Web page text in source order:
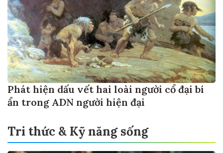
Phát hiện dấu vết hai loài người cổ đại bí
ẩn trong ADN người hiện đại
Tri thức & Kỹ năng sống